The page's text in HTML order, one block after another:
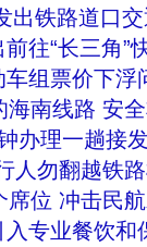
出铁路道口
往“长三角”
组票价下浮
海南线路 安
办理一趟接
人勿翻越铁
位 冲击民
入专业餐饮和